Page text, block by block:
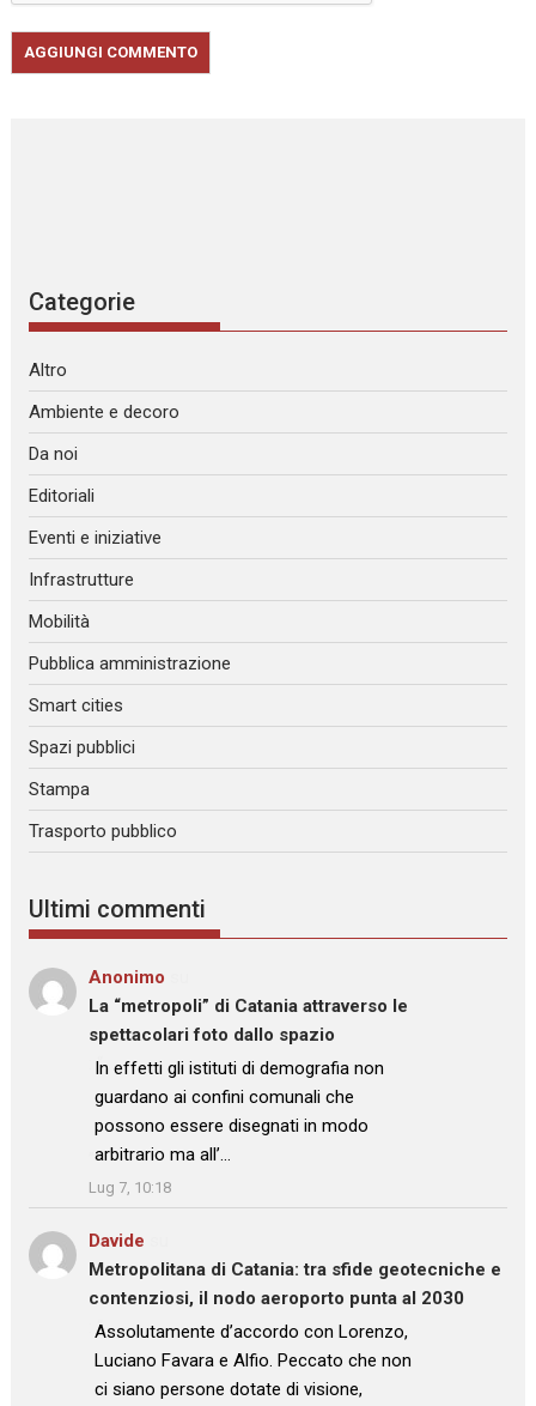
Categorie
Altro
Ambiente e decoro
Da noi
Editoriali
Eventi e iniziative
Infrastrutture
Mobilità
Pubblica amministrazione
Smart cities
Spazi pubblici
Stampa
Trasporto pubblico
Ultimi commenti
Anonimo
La “metropoli” di Catania attraverso le
spettacolari foto dallo spazio
: “
In effetti gli istituti di demografia non
guardano ai confini comunali che
possono essere disegnati in modo
arbitrario ma all’…
”
Lug 7, 10:18
Davide
Metropolitana di Catania: tra sfide geotecniche e
contenziosi, il nodo aeroporto punta al 2030
: “
Assolutamente d’accordo con Lorenzo,
Luciano Favara e Alfio. Peccato che non
ci siano persone dotate di visione,